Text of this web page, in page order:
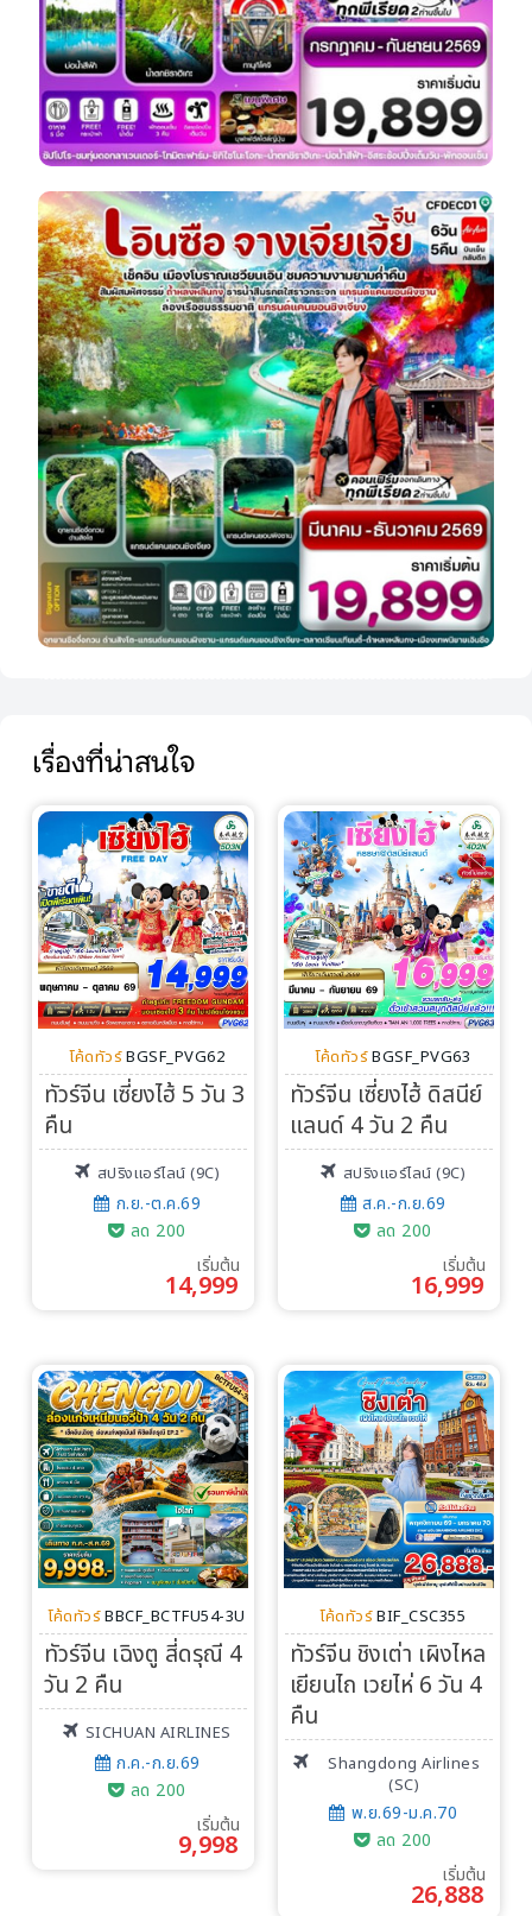
เรื่องที่น่าสนใจ
โค้ดทัวร์ BGSF_PVG62
ทัวร์จีน เซี่ยงไฮ้ 5 วัน 3
คืน
สปริงแอร์ไลน์ (9C)
ก.ย.-ต.ค.69
ลด 200
เริ่มต้น
14,999
โค้ดทัวร์ BGSF_PVG63
ทัวร์จีน เซี่ยงไฮ้ ดิสนีย์
แลนด์ 4 วัน 2 คืน
สปริงแอร์ไลน์ (9C)
ส.ค.-ก.ย.69
ลด 200
เริ่มต้น
16,999
โค้ดทัวร์ BBCF_BCTFU54-3U
ทัวร์จีน เฉิงตู สี่ดรุณี 4
วัน 2 คืน
SICHUAN AIRLINES
ก.ค.-ก.ย.69
ลด 200
เริ่มต้น
9,998
โค้ดทัวร์ BIF_CSC355
ทัวร์จีน ชิงเต่า เผิงไหล
เยียนไถ เวยไห่ 6 วัน 4
คืน
Shangdong Airlines
(SC)
พ.ย.69-ม.ค.70
ลด 200
เริ่มต้น
26,888